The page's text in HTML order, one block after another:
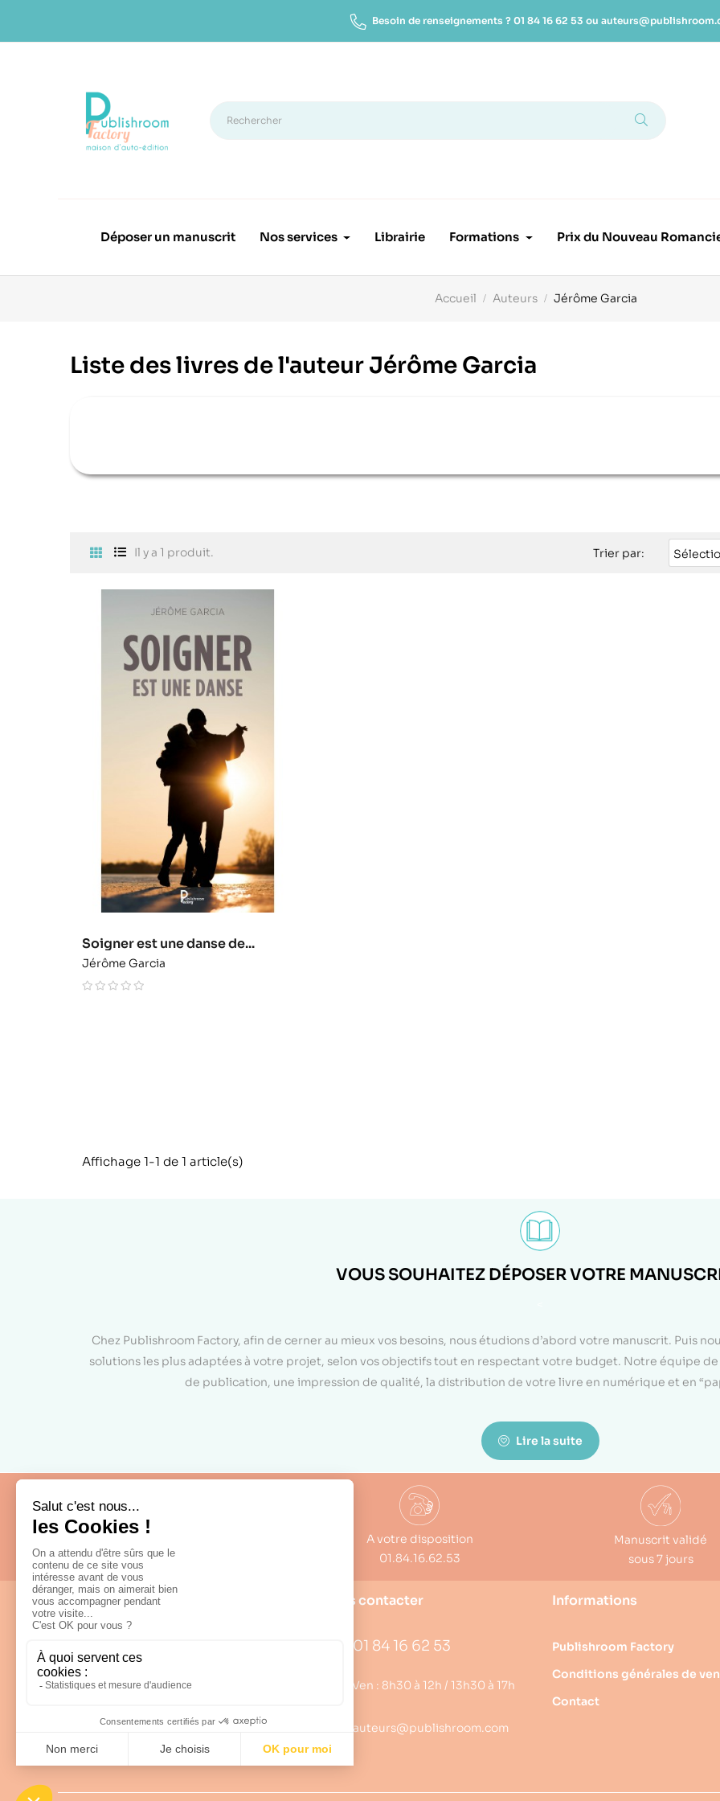
Besoin de renseignements ? 01 84 16 62 53 ou
Déposer un manuscrit Nos services Librairie Formations Prix du Nouveau
Accueil Auteurs Jérôme Garcia
Liste des livres de l'auteur Jérôme Garcia
Il y a 1 produit. Trier par:
Soigner est une danse de...
Jérôme Garcia
Affichage 1-1 de 1 article(s)
VOUS SOUHAITEZ DÉPOSER VOTRE
Chez Publishroom Factory, afin de cerner au mieux vos besoins, nous étudions d’abord votre manuscrit. Puis
solutions les plus adaptées à votre projet, selon vos objectifs tout en respectant votre budget. Notre équipe
de publication, une impression de qualité, la distribution de votre livre en numérique et en
Lire la suite
A votre disposition
01.84.16.62.53
Manuscrit validé
sous 7 jours
Nous contacter
01 84 16 62 53
Lun – Ven : 8h30 à 12h / 13h30 à 17h
auteurs@publishroom.com
Informations
Publishroom Factory
Conditions générales de
Contact